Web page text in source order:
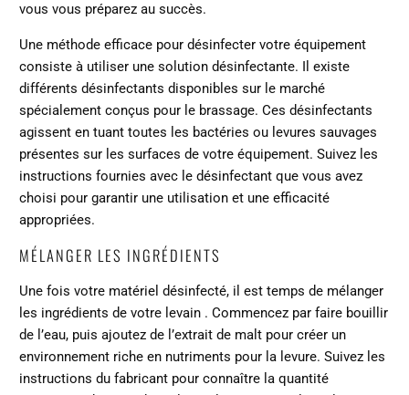
vous vous préparez au succès.
Une méthode efficace pour désinfecter votre équipement
consiste à utiliser une solution désinfectante. Il existe
différents désinfectants disponibles sur le marché
spécialement conçus pour le brassage. Ces désinfectants
agissent en tuant toutes les bactéries ou levures sauvages
présentes sur les surfaces de votre équipement. Suivez les
instructions fournies avec le désinfectant que vous avez
choisi pour garantir une utilisation et une efficacité
appropriées.
MÉLANGER LES INGRÉDIENTS
Une fois votre matériel désinfecté, il est temps de mélanger
les ingrédients de votre levain . Commencez par faire bouillir
de l’eau, puis ajoutez de l’extrait de malt pour créer un
environnement riche en nutriments pour la levure. Suivez les
instructions du fabricant pour connaître la quantité